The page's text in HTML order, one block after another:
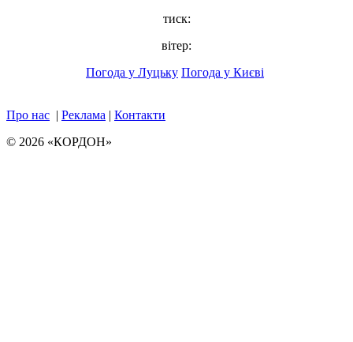
тиск:
вітер:
Погода у Луцьку Погода у Києві
Про нас | Реклама | Контакти
© 2026 «КОРДОН»